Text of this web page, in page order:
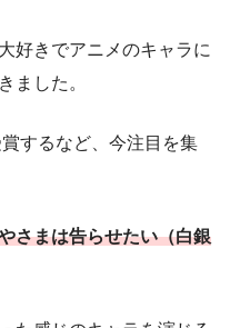
好きでアニメのキャラに
ました。
賞するなど、今注目を集
さまは告らせたい（白銀